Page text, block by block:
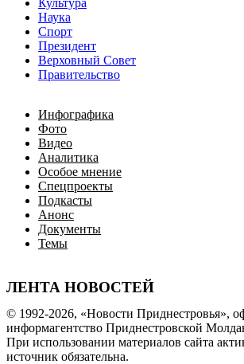
Культура
Наука
Спорт
Президент
Верховный Совет
Правительство
Инфографика
Фото
Видео
Аналитика
Особое мнение
Спецпроекты
Подкасты
Анонс
Документы
Темы
ЛЕНТА НОВОСТЕЙ
© 1992-2026, «Новости Приднестровья»,
информагентство Приднестровской
При использовании материалов сайта
источник обязательна.